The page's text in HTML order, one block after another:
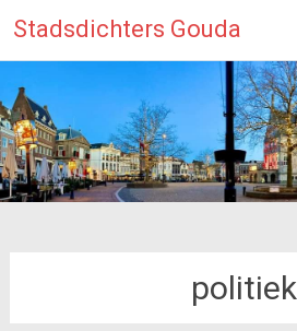
naar
de
inhoud
Stadsdichters Gouda
politiek